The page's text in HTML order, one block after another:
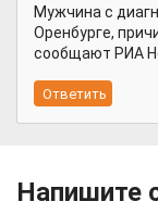
Мужчина с
Оренбурге,
сообщают РИА
Напишите